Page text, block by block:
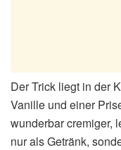
Der Trick liegt in der
Vanille und einer
wunderbar cremiger,
nur als Getränk,